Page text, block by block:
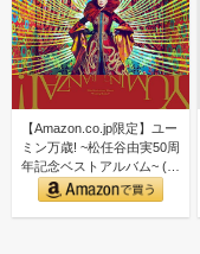
【Amazon.co.jp限定】ユー
ミン万歳! ~松任谷由実50周
年記念ベストアルバム~ (初
回限…